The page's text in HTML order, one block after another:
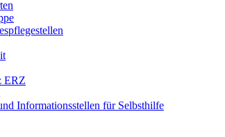
ERZ
Informationsstellen für Selbsthilfe